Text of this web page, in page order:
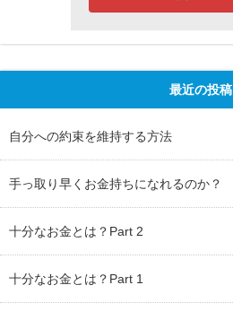
最近の投稿
自分への約束を維持する方法
手っ取り早くお金持ちになれるのか？
十分なお金とは？Part 2
十分なお金とは？Part 1